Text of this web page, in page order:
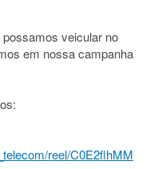
veicular no
em nossa campanha
reel/C0E2flhMM